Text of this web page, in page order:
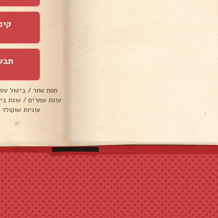
מפת אתר / ביטול
עוגת שמרים / עוגת
עוגיות